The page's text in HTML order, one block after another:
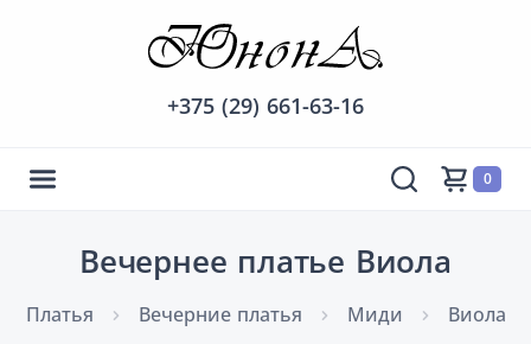
+375 (29) 661-63-16
0
Вечернее платье Виола
Платья Вечерние платья Миди Виола